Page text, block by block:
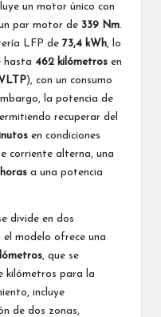
un motor único con
par motor de 339 Nm
LFP de 73,4 kWh , lo
hasta 462 kilómetros en
), con un consumo
la potencia de
recuperar del
en condiciones
corriente alterna, una
a una potencia
divide en dos
el modelo ofrece una
, que se
kilómetros para la
incluye
de dos zonas,